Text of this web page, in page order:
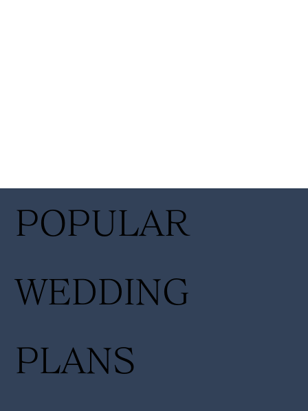
POPULAR
WEDDING
PLANS